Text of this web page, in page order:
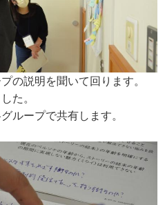
の説明を聞いて回ります。
た。
ループで共有します。